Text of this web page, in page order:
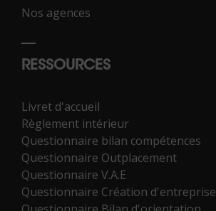
Nos agences
RESSOURCES
Livret d'accueil
Règlement intérieur
Questionnaire bilan compétences
Questionnaire Outplacement
Questionnaire V.A.E
Questionnaire Création d'entreprise